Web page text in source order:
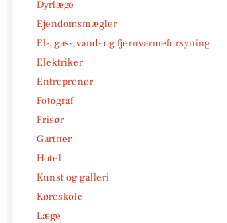
Dyrlæge
Ejendomsmægler
El-, gas-, vand- og fjernvarmeforsyning
Elektriker
Entreprenør
Fotograf
Frisør
Gartner
Hotel
Kunst og galleri
Køreskole
Læge